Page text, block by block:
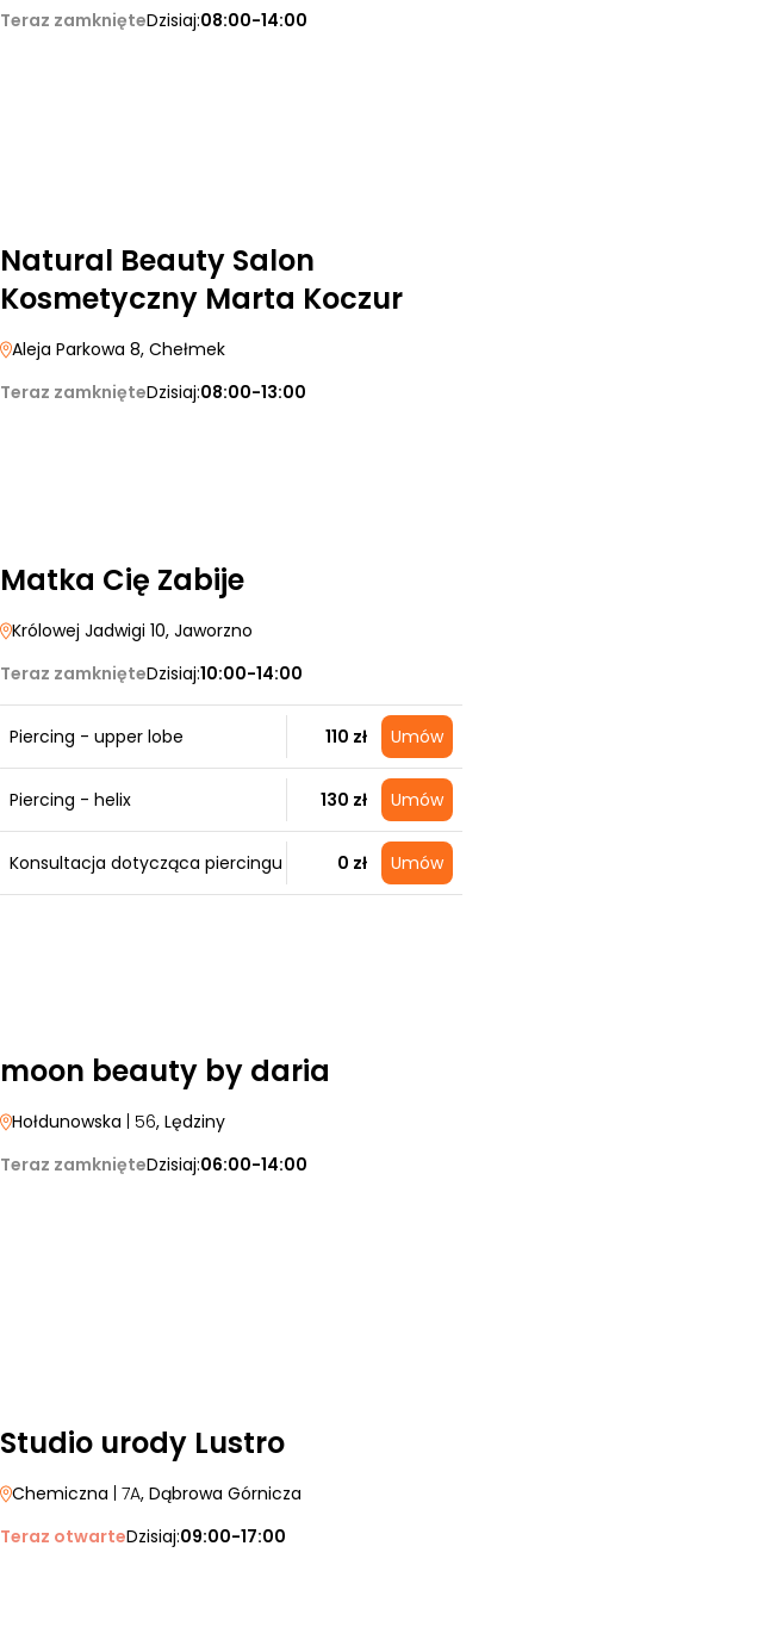
Teraz zamknięteDzisiaj:08:00-14:00
Natural Beauty Salon
Kosmetyczny Marta Koczur
Aleja Parkowa 8, Chełmek
Teraz zamknięteDzisiaj:08:00-13:00
Matka Cię Zabije
Królowej Jadwigi 10, Jaworzno
Teraz zamknięteDzisiaj:10:00-14:00
Piercing - upper lobe 110 zł Umów
Piercing - helix 130 zł Umów
Konsultacja dotycząca piercingu 0 zł Umów
moon beauty by daria
Hołdunowska | 56, Lędziny
Teraz zamknięteDzisiaj:06:00-14:00
Studio urody Lustro
Chemiczna | 7A, Dąbrowa Górnicza
Teraz otwarteDzisiaj:09:00-17:00